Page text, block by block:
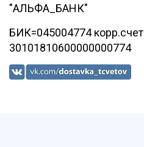
"АЛЬФА_БАНК"
БИК=045004774 корр.счет
30101810600000000774